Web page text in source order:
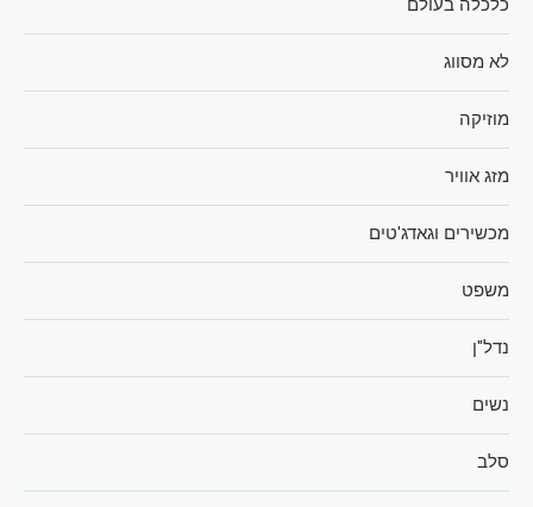
כלכלה בעולם
לא מסווג
מוזיקה
מזג אוויר
מכשירים וגאדג'טים
משפט
נדל"ן
נשים
סלב